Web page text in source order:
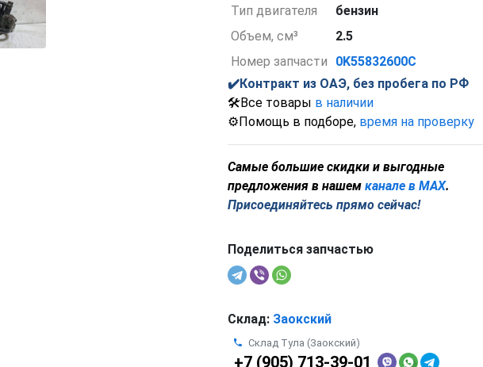
Тип двигателя
бензин
Объем, см³
2.5
Номер запчасти
0K55832600C
✔️Контракт из ОАЭ, без пробега по РФ
🛠️Все товары в наличии
⚙️Помощь в подборе, время на проверку
Самые большие скидки и выгодные
предложения в нашем канале в MAX.
Присоединяйтесь прямо сейчас!
Поделиться запчастью
Склад: Заокский
Склад Тула (Заокский)
+7 (905) 713-39-01